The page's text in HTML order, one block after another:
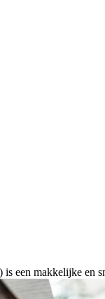
een makkelijke en